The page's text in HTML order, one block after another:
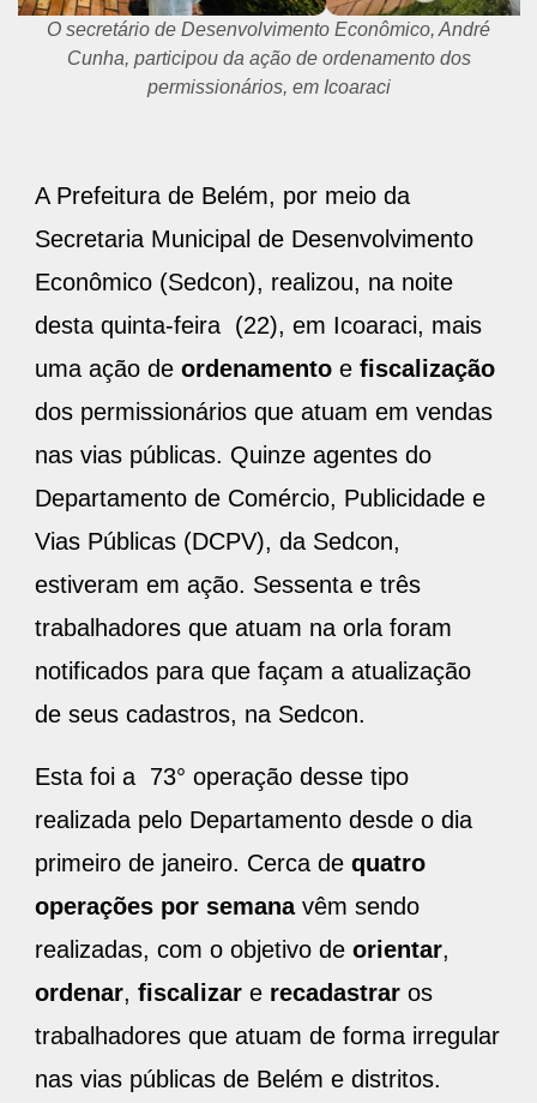
O secretário de Desenvolvimento Econômico, André
Cunha, participou da ação de ordenamento dos
permissionários, em Icoaraci
A Prefeitura de Belém, por meio da
Secretaria Municipal de Desenvolvimento
Econômico (Sedcon), realizou, na noite
desta quinta-feira (22), em Icoaraci, mais
uma ação de ordenamento e fiscalização
dos permissionários que atuam em vendas
nas vias públicas. Quinze agentes do
Departamento de Comércio, Publicidade e
Vias Públicas (DCPV), da Sedcon,
estiveram em ação. Sessenta e três
trabalhadores que atuam na orla foram
notificados para que façam a atualização
de seus cadastros, na Sedcon.
Esta foi a 73° operação desse tipo
realizada pelo Departamento desde o dia
primeiro de janeiro. Cerca de quatro
operações por semanavêm sendo
realizadas, com o objetivo de orientar,
ordenar, fiscalizar e recadastrar os
trabalhadores que atuam de forma irregular
nas vias públicas de Belém e distritos.